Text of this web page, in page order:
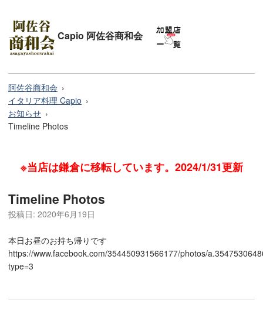
Capio 阿佐谷商和会
阿佐谷商和会
イタリア料理 Capio
お知らせ
Timeline Photos
※当店は鎌倉に移転しています。2024/1/31更新
Timeline Photos
投稿日: 2020年6月19日
本日お昼のお持ち帰りです
https://www.facebook.com/354450931566177/photos/
type=3